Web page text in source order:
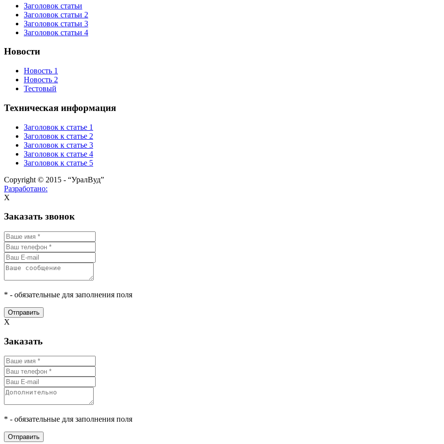
Заголовок статьи
Заголовок статьи 2
Заголовок статьи 3
Заголовок статьи 4
Новости
Новость 1
Новость 2
Тестовый
Техническая информация
Заголовок к статье 1
Заголовок к статье 2
Заголовок к статье 3
Заголовок к статье 4
Заголовок к статье 5
Copyright © 2015 - “УралВуд”
Разработано:
X
Заказать звонок
* - обязательные для заполнения поля
Отправить
X
Заказать
* - обязательные для заполнения поля
Отправить